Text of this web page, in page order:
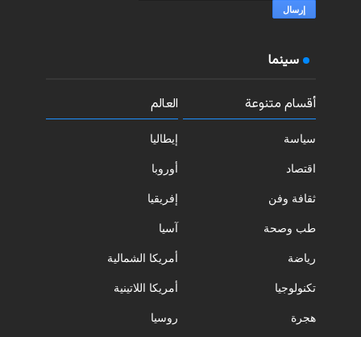
سينما
أقسام متنوعة
سياسة
اقتصاد
ثقافة وفن
طب وصحة
رياضة
تكنولوجيا
هجرة
العالم
إيطاليا
أوروبا
إفريقيا
آسيا
أمريكا الشمالية
أمريكا اللاتينية
روسيا